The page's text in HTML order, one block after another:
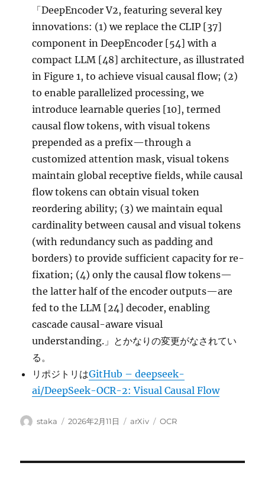
「DeepEncoder V2, featuring several key
innovations: (1) we replace the CLIP [37]
component in DeepEncoder [54] with a
compact LLM [48] architecture, as illustrated
in Figure 1, to achieve visual causal flow; (2)
to enable parallelized processing, we
introduce learnable queries [10], termed
causal flow tokens, with visual tokens
prepended as a prefix—through a
customized attention mask, visual tokens
maintain global receptive fields, while causal
flow tokens can obtain visual token
reordering ability; (3) we maintain equal
cardinality between causal and visual tokens
(with redundancy such as padding and
borders) to provide sufficient capacity for re-
fixation; (4) only the causal flow tokens—
the latter half of the encoder outputs—are
fed to the LLM [24] decoder, enabling
cascade causal-aware visual
understanding.」とかなりの変更がなされてい
る。
リポジトリはGitHub – deepseek-
ai/DeepSeek-OCR-2: Visual Causal Flow
投
staka
投
2026年2月11日
カ
arXiv
タ
OCR